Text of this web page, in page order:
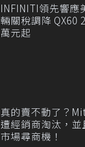
INFINITI領先響應
輛關稅調降 QX60
萬元起
真的賣不動了？
遭經銷商淘汰，
市場尋商機！